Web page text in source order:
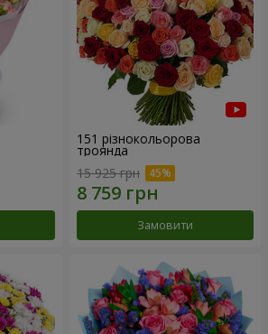
151 різнокольорова
троянда
15 925 грн
Замовити